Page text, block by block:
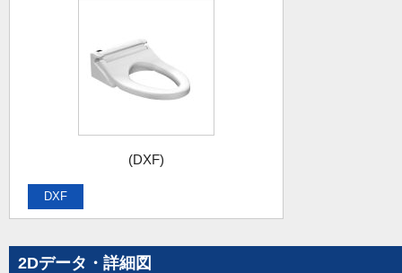
(DXF)
DXF
2Dデータ・詳細図